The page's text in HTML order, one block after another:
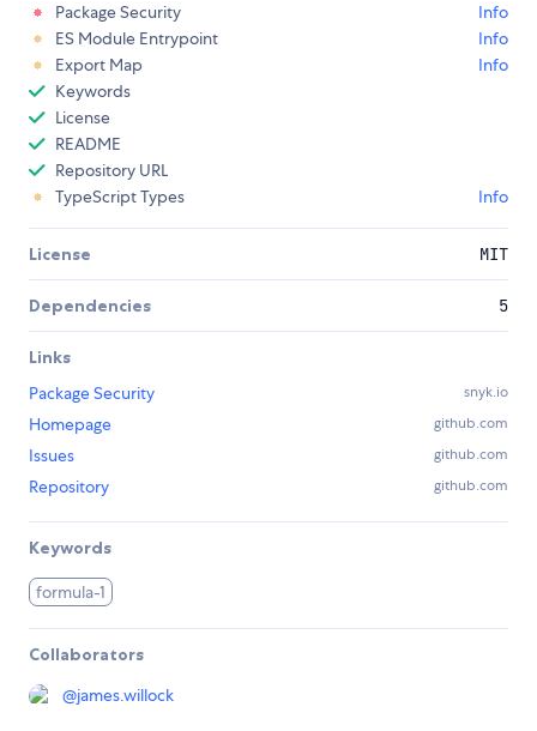
Package Security
Info
ES Module Entrypoint
Info
Export Map
Info
Keywords
License
README
Repository URL
TypeScript Types
Info
License MIT
Dependencies 5
Links
Package Security
snyk.io
Homepage github.com
Issues github.com
Repository github.com
Keywords
formula-1
Collaborators
@james.willock